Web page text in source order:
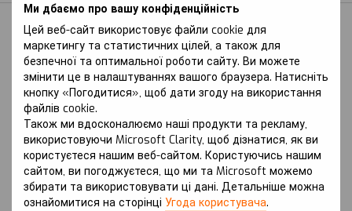
Ми дбаємо про вашу конфіденційність
Цей веб-сайт використовує файли cookie для
маркетингу та статистичних цілей, а також для
безпечної та оптимальної роботи сайту. Ви можете
змінити це в налаштуваннях вашого браузера. Натисніть
кнопку «Погодитися», щоб дати згоду на використання
файлів cookie.
Також ми вдосконалюємо наші продукти та рекламу,
використовуючи Microsoft Clarity, щоб дізнатися, як ви
користуєтеся нашим веб-сайтом. Користуючись нашим
сайтом, ви погоджуєтеся, що ми та Microsoft можемо
збирати та використовувати ці дані. Детальніше можна
ознайомитися на сторінці Угода користувача.
Артикул: Renault Express (2021
р.-) II покоління
RENAULT
Захист на Renault
Express (2021 р.-) II